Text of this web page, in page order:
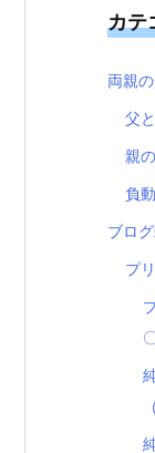
カテ
両親
父
親
負
ブロ
プ